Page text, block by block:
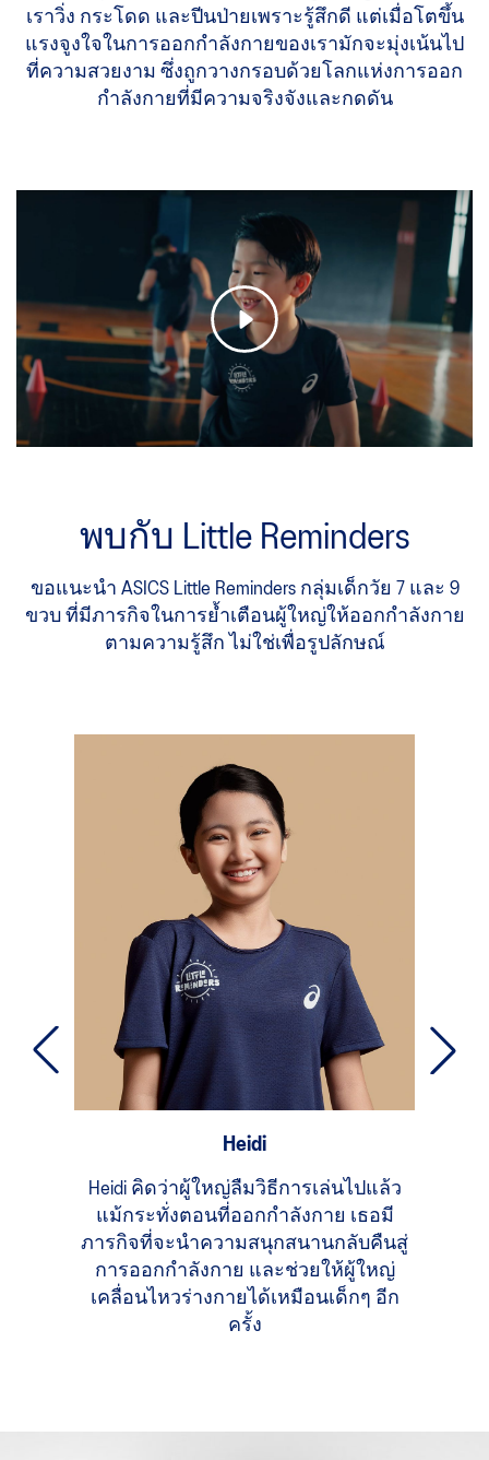
เราวิ่ง กระโดด และปีนป่ายเพราะรู้สึกดี แต่เมื่อโตขึ้น
แรงจูงใจในการออกกำลังกายของเรามักจะมุ่งเน้นไป
ที่ความสวยงาม ซึ่งถูกวางกรอบด้วยโลกแห่งการออก
กำลังกายที่มีความจริงจังและกดดัน
พบกับ Little Reminders
ขอแนะนำ ASICS Little Reminders กลุ่มเด็กวัย 7 และ 9
ขวบ ที่มีภารกิจในการย้ำเตือนผู้ใหญ่ให้ออกกำลังกาย
ตามความรู้สึก ไม่ใช่เพื่อรูปลักษณ์
Heidi
Heidi คิดว่าผู้ใหญ่ลืมวิธีการเล่นไปแล้ว
แม้กระทั่งตอนที่ออกกำลังกาย เธอมี
ภารกิจที่จะนำความสนุกสนานกลับคืนสู่
การออกกำลังกาย และช่วยให้ผู้ใหญ่
เคลื่อนไหวร่างกายได้เหมือนเด็กๆ อีก
ครั้ง